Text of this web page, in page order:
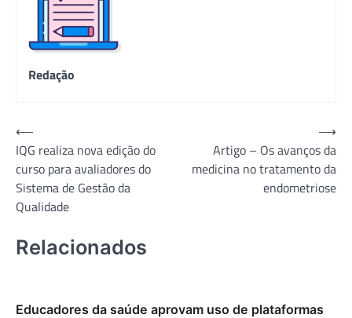
Redação
Navegação
de
Post
⟵
IQG realiza nova edição do
curso para avaliadores do
Sistema de Gestão da
Qualidade
Artigo – Os avanços da
medicina no tratamento da
endometriose
⟶
Relacionados
Educadores da saúde aprovam uso de plataformas